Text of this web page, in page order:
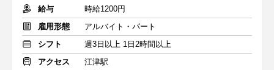
給与
時給1200円
雇用形態
アルバイト・パート
シフト
週3日以上 1日2時間以上
アクセス
江津駅